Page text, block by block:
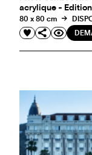
acrylique -
80 x 80 cm